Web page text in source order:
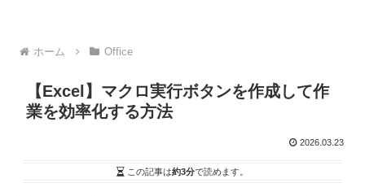
ホーム Office
【Excel】マクロ実行ボタンを作成して作
業を効率化する方法
2026.03.23
この記事は約3分で読めます。